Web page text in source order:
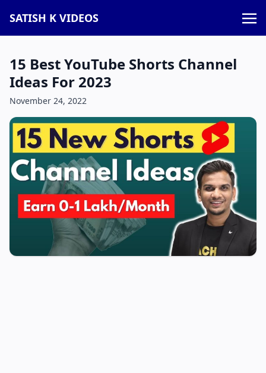
SATISH K VIDEOS
15 Best YouTube Shorts Channel
Ideas For 2023
November 24, 2022